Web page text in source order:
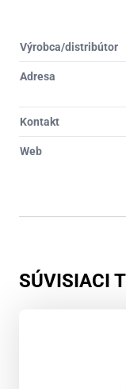
Výrobca/distribútor
Adresa
Kontakt
Web
SÚVISIACI